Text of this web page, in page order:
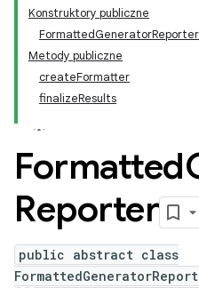
Konstruktory publiczne
FormattedGeneratorReporter
Metody publiczne
createFormatter
finalizeResults
Formatted
Reporter
public abstract class